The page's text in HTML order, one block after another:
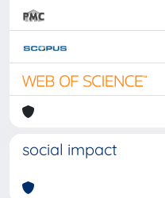
social impact